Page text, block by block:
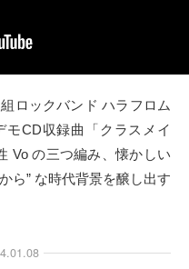
ロックバンド ハラフロム
モCD収録曲「クラスメイ
Vo の三つ編み、懐かしい
ら” な時代背景を醸し出す